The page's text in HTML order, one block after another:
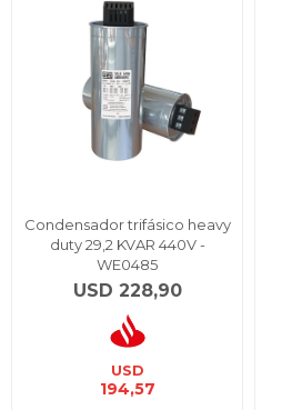
Condensador trifásico heavy
duty 29,2 KVAR 440V -
WE0485
USD 228,90
USD
194,57